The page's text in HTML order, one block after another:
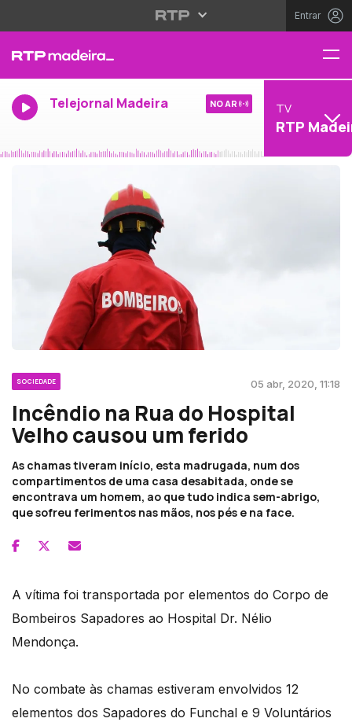
Entrar
Telejornal Madeira NO AR TV
RTP
SOCIEDADE 05 abr, 2020, 11:18
Incêndio na Rua do Hospital
Velho causou um ferido
As chamas tiveram início, esta madrugada, num dos
compartimentos de uma casa desabitada, onde se
encontrava um homem, ao que tudo indica sem-abrigo,
que sofreu ferimentos nas mãos, nos pés e na face.
A vítima foi transportada por elementos do Corpo de
Bombeiros Sapadores ao Hospital Dr. Nélio
Mendonça.
No combate às chamas estiveram envolvidos 12
elementos dos Sapadores do Funchal e 9 Voluntários